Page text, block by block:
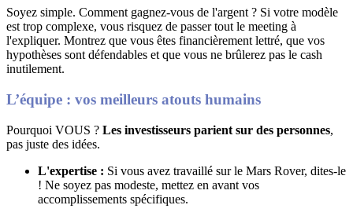
Soyez simple. Comment gagnez-vous de l'argent ? Si votre modèle
est trop complexe, vous risquez de passer tout le meeting à
l'expliquer. Montrez que vous êtes financièrement lettré, que vos
hypothèses sont défendables et que vous ne brûlerez pas le cash
inutilement.
L’équipe : vos meilleurs atouts humains
Pourquoi VOUS ? Les investisseurs parient sur des personnes,
pas juste des idées.
L'expertise : Si vous avez travaillé sur le Mars Rover, dites-le
! Ne soyez pas modeste, mettez en avant vos
accomplissements spécifiques.